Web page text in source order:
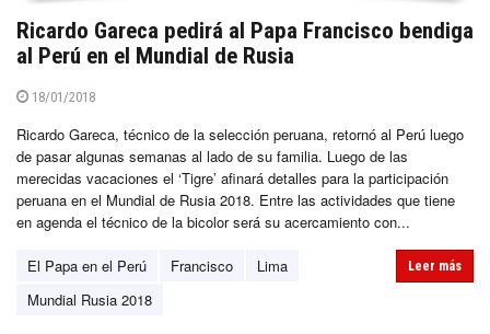
Ricardo Gareca pedirá al Papa Francisco bendiga
al Perú en el Mundial de Rusia
18/01/2018
Ricardo Gareca, técnico de la selección peruana, retornó al Perú luego
de pasar algunas semanas al lado de su familia. Luego de las
merecidas vacaciones el ‘Tigre’ afinará detalles para la participación
peruana en el Mundial de Rusia 2018. Entre las actividades que tiene
en agenda el técnico de la bicolor será su acercamiento con...
El Papa en el Perú Francisco
Lima
Mundial Rusia 2018
Leer más